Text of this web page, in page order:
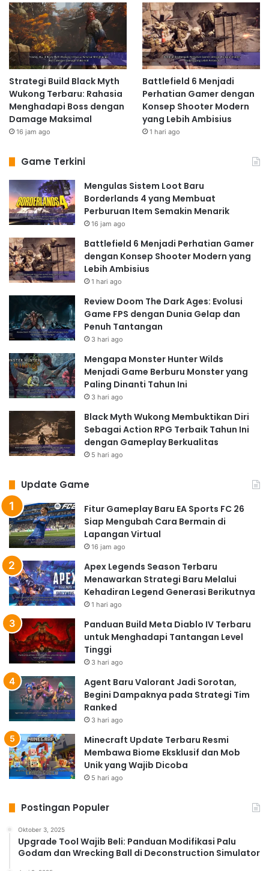
Strategi Build Black Myth
Wukong Terbaru: Rahasia
Menghadapi Boss dengan
Damage Maksimal
16 jam ago
Battlefield 6 Menjadi
Perhatian Gamer dengan
Konsep Shooter Modern
yang Lebih Ambisius
1 hari ago
Game Terkini
Mengulas Sistem Loot Baru
Borderlands 4 yang Membuat
Perburuan Item Semakin Menarik
16 jam ago
Battlefield 6 Menjadi Perhatian Gamer
dengan Konsep Shooter Modern yang
Lebih Ambisius
1 hari ago
Review Doom The Dark Ages: Evolusi
Game FPS dengan Dunia Gelap dan
Penuh Tantangan
3 hari ago
Mengapa Monster Hunter Wilds
Menjadi Game Berburu Monster yang
Paling Dinanti Tahun Ini
3 hari ago
Black Myth Wukong Membuktikan Diri
Sebagai Action RPG Terbaik Tahun Ini
dengan Gameplay Berkualitas
5 hari ago
Update Game
Fitur Gameplay Baru EA Sports FC 26
Siap Mengubah Cara Bermain di
Lapangan Virtual
16 jam ago
Apex Legends Season Terbaru
Menawarkan Strategi Baru Melalui
Kehadiran Legend Generasi Berikutnya
1 hari ago
Panduan Build Meta Diablo IV Terbaru
untuk Menghadapi Tantangan Level
Tinggi
3 hari ago
Agent Baru Valorant Jadi Sorotan,
Begini Dampaknya pada Strategi Tim
Ranked
3 hari ago
Minecraft Update Terbaru Resmi
Membawa Biome Eksklusif dan Mob
Unik yang Wajib Dicoba
5 hari ago
Postingan Populer
Oktober 3, 2025
Upgrade Tool Wajib Beli: Panduan Modifikasi Palu
Godam dan Wrecking Ball di Deconstruction Simulator